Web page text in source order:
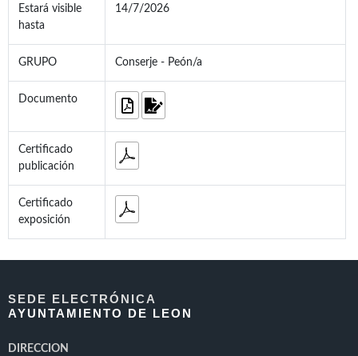
Estará visible
hasta
14/7/2026
GRUPO Conserje - Peón/a
Documento
Certificado
publicación
Certificado
exposición
SEDE ELECTRÓNICA
AYUNTAMIENTO DE LEON
DIRECCION